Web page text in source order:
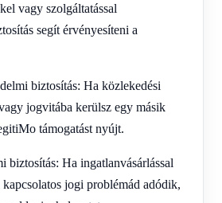
vagy szolgáltatással
segít érvényesíteni a
biztosítás: Ha közlekedési
jogvitába kerülsz egy másik
támogatást nyújt.
biztosítás: Ha ingatlanvásárlással
kapcsolatos jogi problémád adódik,